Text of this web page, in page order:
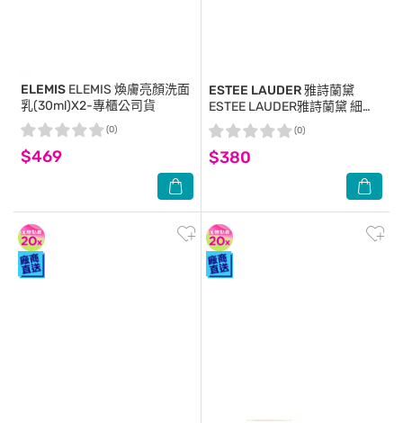
ELEMIS ELEMIS 煥膚亮顏洗面
乳(30ml)X2-專櫃公司貨
$469
(0)
ESTEE LAUDER 雅詩蘭黛
ESTEE LAUDER雅詩蘭黛 細緻
煥采雙效淨化潔面乳(30ml) 3入
組
$380
(0)